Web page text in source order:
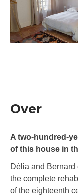
Over
A two-hundred-
of this house in
Délia and Bernard
the complete
of the eighteenth